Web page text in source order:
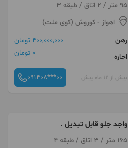
95 متر / 2 اتاق / طبقه 3
اهواز - کوروش (کوی ملت)
رهن
400,000,000 تومان
اجاره
0 تومان
بیش از 12 ماه پیش 091408***00
واجد جلو قابل تبدیل .
165 متر / 3 اتاق / طبقه 4